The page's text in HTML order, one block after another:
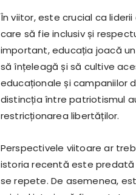
În viitor, este crucial ca
care să fie inclusiv și
important, educația joacă
să înțeleagă și să cultive
educaționale și campaniilor
distincția între patriotismul
restricționarea libertăților.
Perspectivele viitoare ar
istoria recentă este
se repete. De asemenea,